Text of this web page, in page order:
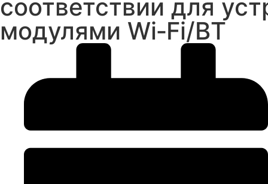
соответствии для
модулями Wi‑Fi/BT